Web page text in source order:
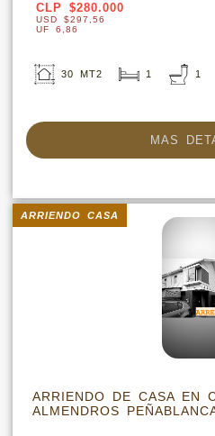
CLP $280.000
USD $297,56
UF 6,86
30 MT2 1 1
MAS
ARRIENDO DE CASA EN
ALMENDROS
ARRIENDO CASA